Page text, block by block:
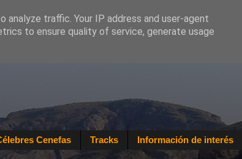
Cenefas Tracks Información de interés
traffic. Your IP address and user-agent
to ensure quality of service, generate usage